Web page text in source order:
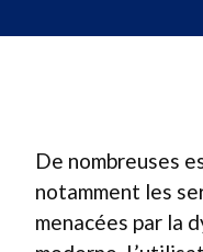
De nombreuses
notamment les
menacées par la